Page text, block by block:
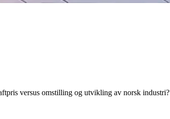
versus omstilling og utvikling av norsk industri?